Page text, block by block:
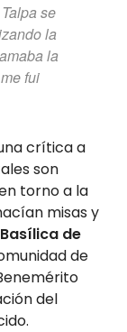
se
la
la
fui
crítica a
son
torno a la
misas y
Basílica de
de
del